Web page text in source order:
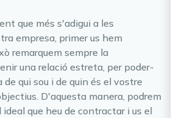
que més s'adigui a les
empresa, primer us hem
remarquem sempre la
una relació estreta, per poder-
qui sou i de quin és el vostre
D'aquesta manera, podrem
que heu de contractar i us el